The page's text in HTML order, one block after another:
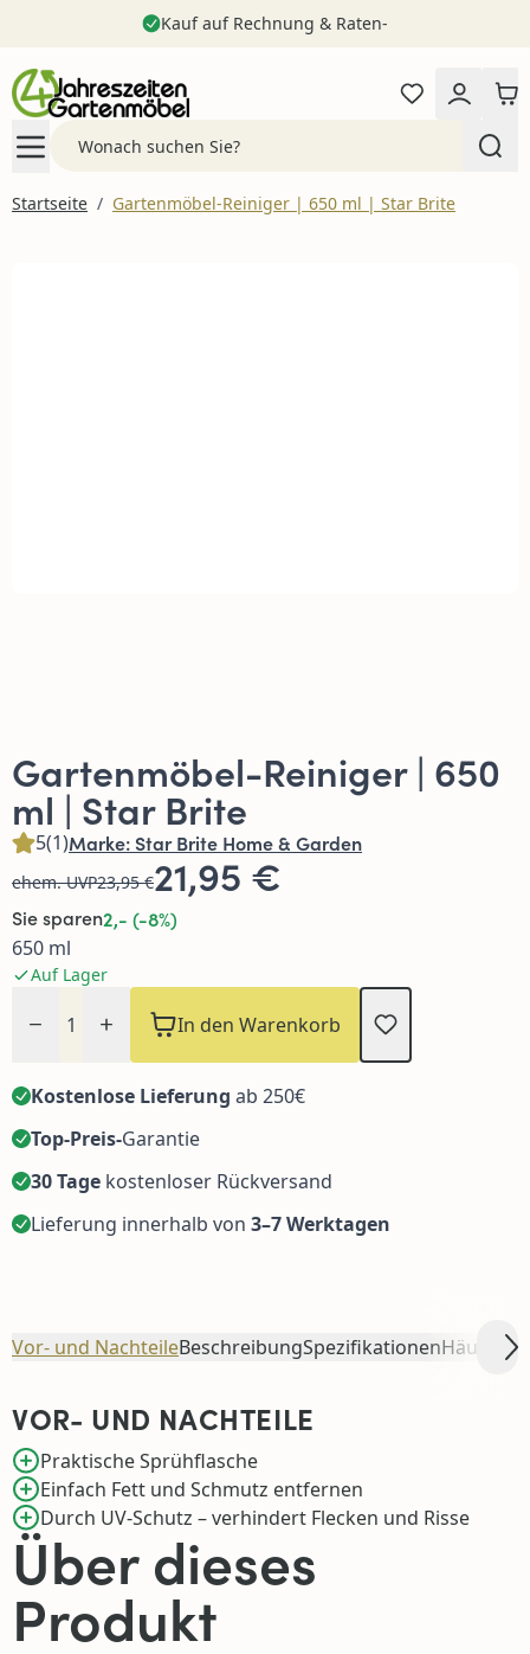
Kauf auf Rechnung & Raten-
Startseite / Gartenmöbel-Reiniger | 650 ml | Star Brite
Gartenmöbel-Reiniger | 650
ml | Star Brite
5(1)Marke: Star Brite Home & Garden
ehem. UVP23,95 €21,95 €
Sie sparen2,- (-8%)
650 ml
Auf Lager
In den Warenkorb
Kostenlose Lieferung ab 250€
Top-Preis-Garantie
30 Tage kostenloser Rückversand
Lieferung innerhalb von 3–7 Werktagen
Beschreibung
Vor- und Nachteile SpezifikationenHäufig
Über dieses
Produkt
VOR- UND NACHTEILE
Praktische Sprühflasche
Einfach Fett und Schmutz entfernen
Durch UV-Schutz – verhindert Flecken und Risse